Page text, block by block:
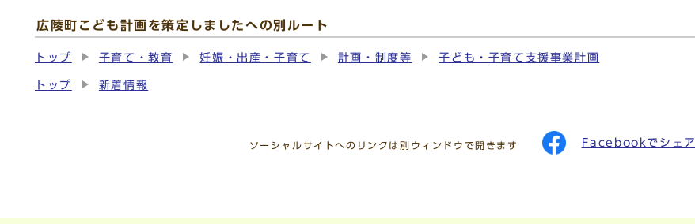
広陵町こども計画を策定しましたへの別ルート
トップ 子育て・教育 妊娠・出産・子育て 計画・制度等 子ども・子育て支援事業計画
トップ 新着情報
ソーシャルサイトへのリンクは別ウィンドウで開きます Facebookでシェア